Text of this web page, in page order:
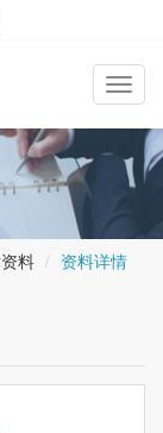
导
航
切
换
料 资料详情